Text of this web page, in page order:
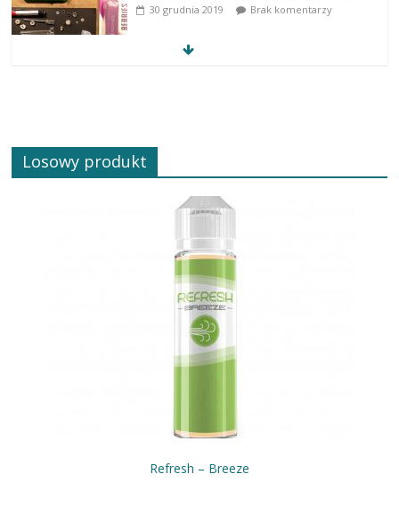
30 grudnia 2019 Brak komentarzy
Losowy produkt
Refresh – Breeze